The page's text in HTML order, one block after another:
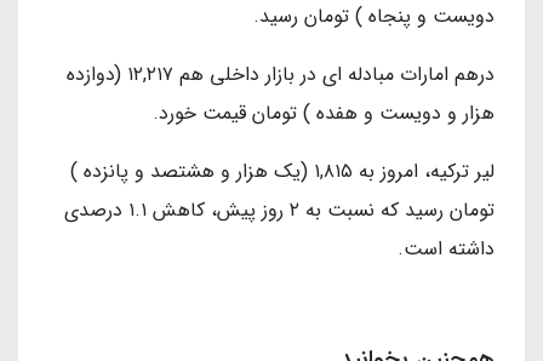
دویست و پنجاه ) تومان رسید.
درهم امارات مبادله ای در بازار داخلی هم ۱۲,۲۱۷ (دوازده
هزار و دویست و هفده ) تومان قیمت خورد.
لیر ترکیه، امروز به ۱,۸۱۵ (یک هزار و هشتصد و پانزده )
تومان رسید که نسبت به ۲ روز پیش، کاهش ۱.۱ درصدی
داشته است.